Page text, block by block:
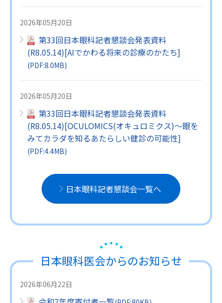
2026年05月20日
第33回日本眼科記者懇談会発表資料
(R8.05.14)[AIでかわる将来の診療のかたち]
(PDF:8.0MB)
2026年05月20日
第33回日本眼科記者懇談会発表資料
(R8.05.14)[OCULOMICS(オキュロミクス)～眼を
みてカラダを知るあたらしい健診の可能性]
(PDF:4.4MB)
日本眼科記者懇談会一覧へ
日本眼科医会からのお知らせ
2026年06月22日